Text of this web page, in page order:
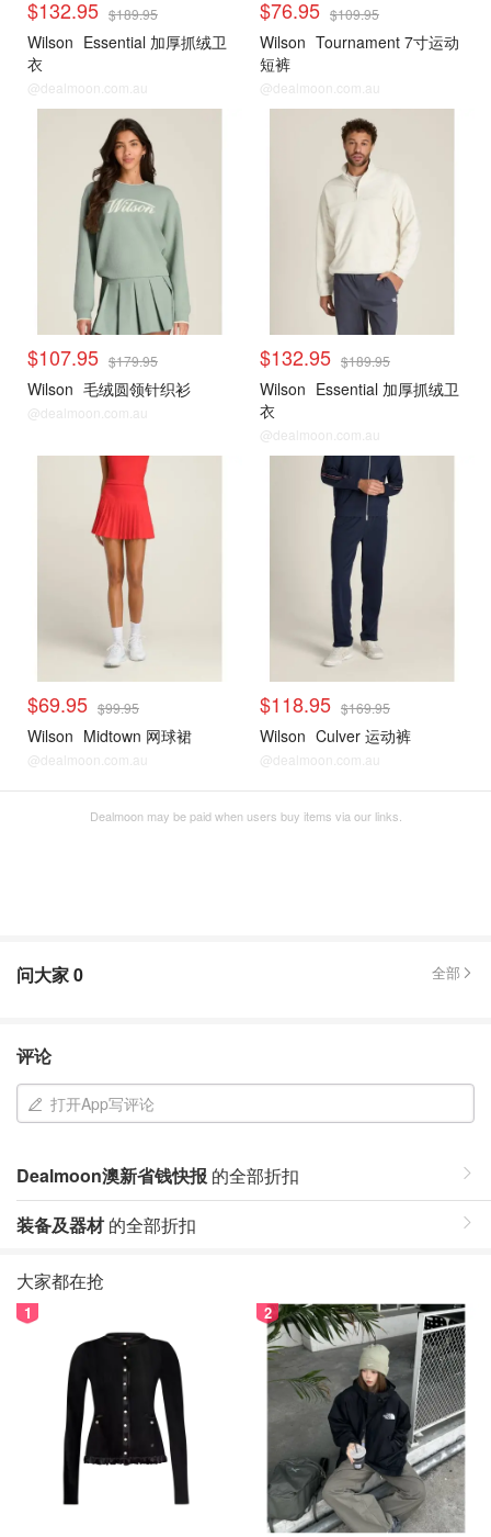
$132.95 $189.95
Wilson Essential 加厚抓绒卫
衣
@dealmoon.com.au
$76.95 $109.95
Wilson Tournament 7寸运动
短裤
@dealmoon.com.au
$107.95 $179.95
Wilson 毛绒圆领针织衫
@dealmoon.com.au
$132.95 $189.95
Wilson Essential 加厚抓绒卫
衣
@dealmoon.com.au
$69.95 $99.95
Wilson Midtown 网球裙
@dealmoon.com.au
$118.95 $169.95
Wilson Culver 运动裤
@dealmoon.com.au
Dealmoon may be paid when users buy items via our links.
问大家0 全部
评论
打开App写评论
Dealmoon澳新省钱快报 的全部折扣
装备及器材的全部折扣
大家都在抢
1 2